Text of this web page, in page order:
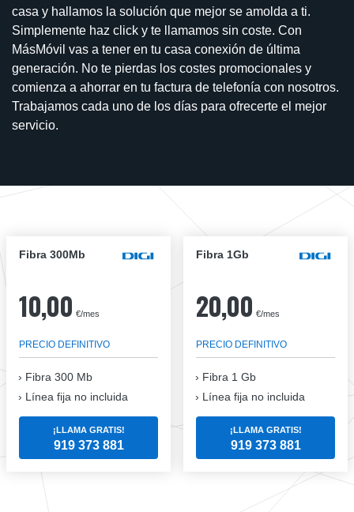
casa y hallamos la solución que mejor se amolda a ti.
Simplemente haz click y te llamamos sin coste. Con
MásMóvil vas a tener en tu casa conexión de última
generación. No te pierdas los costes promocionales y
comienza a ahorrar en tu factura de telefonía con nosotros.
Trabajamos cada uno de los días para ofrecerte el mejor
servicio.
Fibra 300Mb
10,00 €/mes
PRECIO DEFINITIVO
Fibra 300 Mb
Línea fija no incluida
¡LLAMA GRATIS!
919 373 881
Fibra 1Gb
20,00 €/mes
PRECIO DEFINITIVO
Fibra 1 Gb
Línea fija no incluida
¡LLAMA GRATIS!
919 373 881